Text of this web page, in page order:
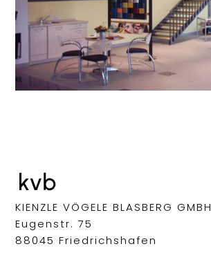
KIENZLE VÖGELE BLASBERG GMBH
Eugenstr. 75
88045 Friedrichshafen